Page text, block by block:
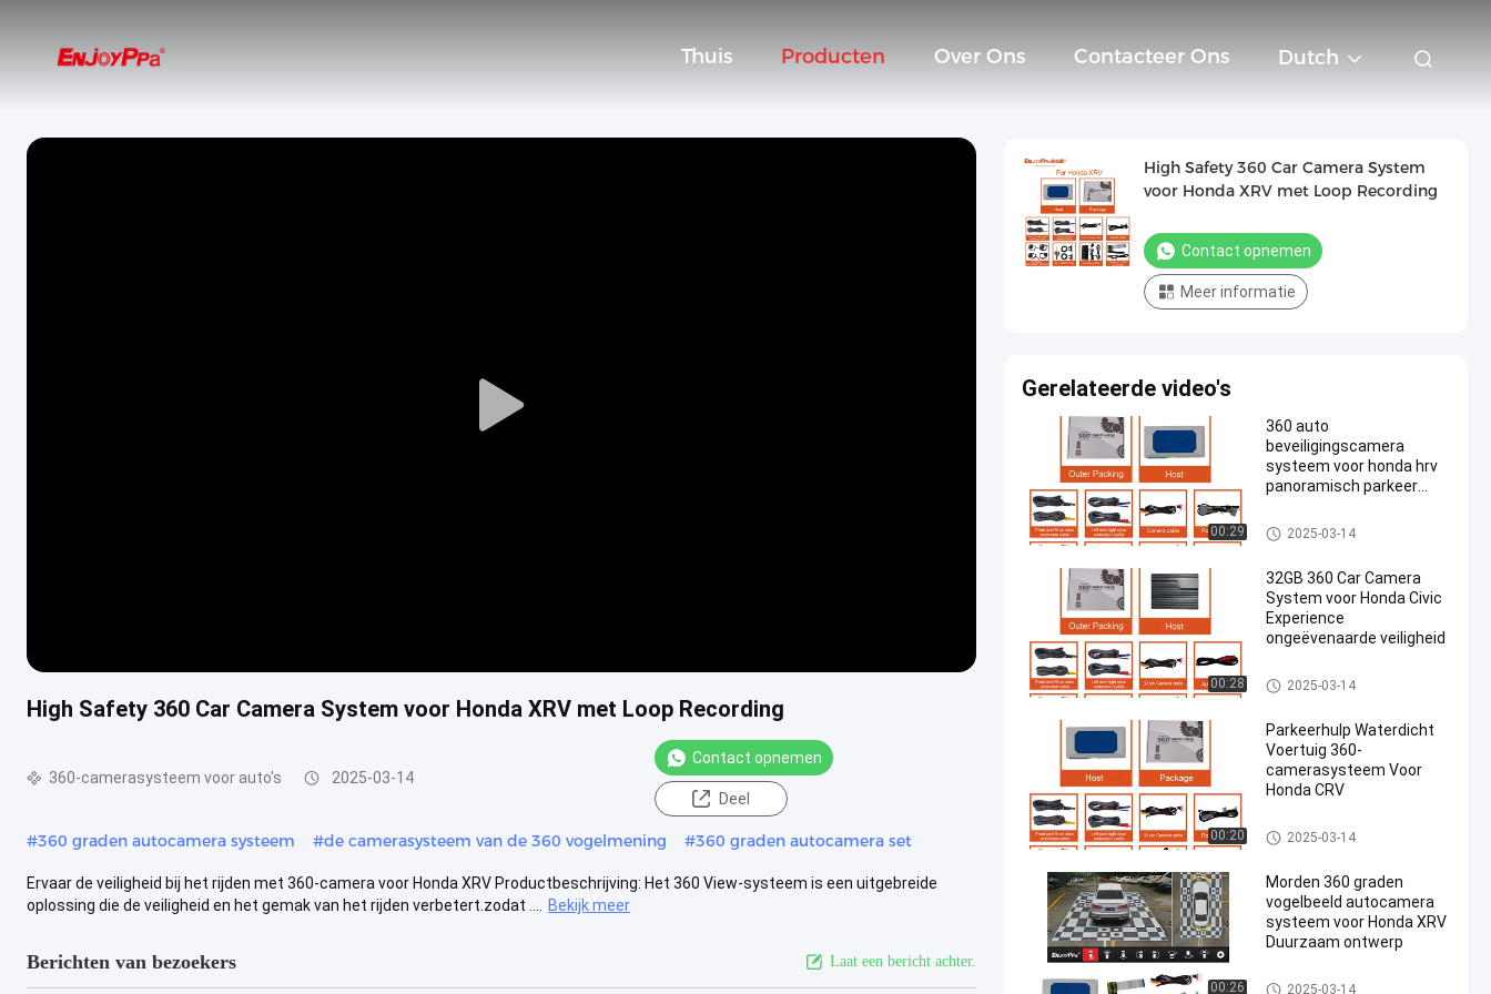
Thuis Producten Over Ons Contacteer Ons Dutch
Play
High Safety 360 Car Camera System voor Honda XRV met Loop Recording
360-camerasysteem voor auto's 2025-03-14
Contact opnemen
Deel
#360 graden autocamera systeem #de camerasysteem van de 360 vogelmening #360 graden autocamera set
Ervaar de veiligheid bij het rijden met 360-camera voor Honda XRV Productbeschrijving: Het 360 View-systeem is een uitgebreide
oplossing die de veiligheid en het gemak van het rijden verbetert.zodat ....
Bekijk meer
Berichten van bezoekers Laat een bericht achter.
High Safety 360 Car Camera System
voor Honda XRV met Loop Recording
Contact opnemen
Meer informatie
Gerelateerde video's
00:29
360 auto
beveiligingscamera
systeem voor honda hrv
panoramisch parkeer
360-camerasysteem voor aut
o's
2025-03-14
00:28
32GB 360 Car Camera
System voor Honda Civic
Experience
ongeëvenaarde veiligheid
360-camerasysteem voor aut
o's
2025-03-14
00:20
Parkeerhulp Waterdicht
Voertuig 360-
camerasysteem Voor
Honda CRV
360-camerasysteem voor aut
o's
2025-03-14
00:26
Morden 360 graden
vogelbeeld autocamera
systeem voor Honda XRV
Duurzaam ontwerp
360-camerasysteem voor aut
2025-03-14